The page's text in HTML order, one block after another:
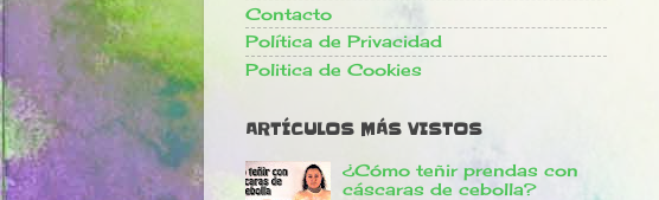
Contacto
Política de Privacidad
Politica de Cookies
ARTÍCULOS MÁS VISTOS
¿Cómo teñir prendas con
cáscaras de cebolla?